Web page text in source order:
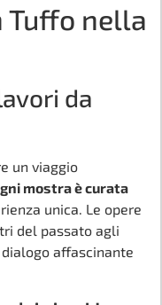
Tuffo nella
da
un viaggio
mostra è curata
unica. Le opere
del passato agli
affascinante